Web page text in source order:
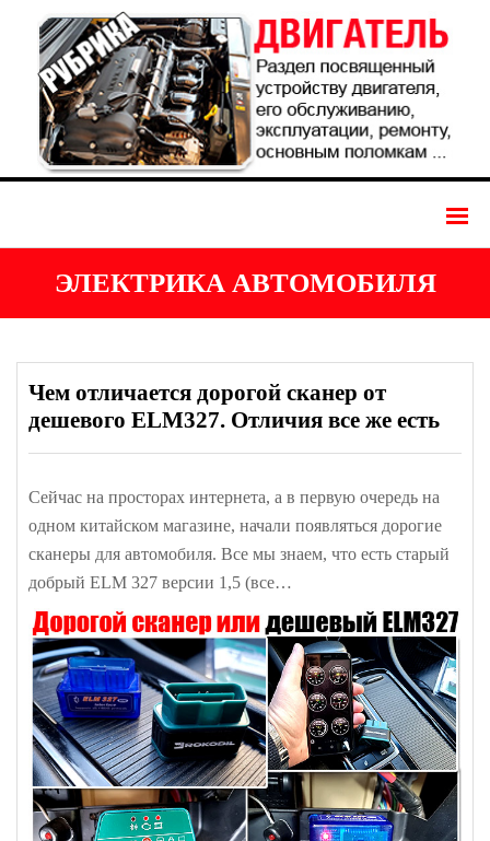
ЭЛЕКТРИКА АВТОМОБИЛЯ
Чем отличается дорогой сканер от
дешевого ELM327. Отличия все же есть
Сейчас на просторах интернета, а в первую очередь на
одном китайском магазине, начали появляться дорогие
сканеры для автомобиля. Все мы знаем, что есть старый
добрый ELM 327 версии 1,5 (все…